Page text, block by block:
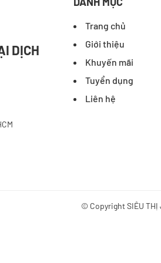
DỊCH
Trang chủ
Giới thiệu
Khuyến mãi
Tuyển dụng
Liên hệ
© CopyrightSIÊU THỊ